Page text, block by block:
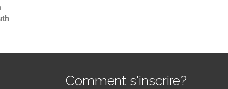
Comment s'inscrire?